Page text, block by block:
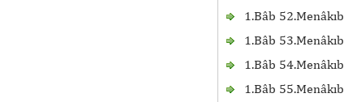
1.Bâb 52.Menâkıb
1.Bâb 53.Menâkıb
1.Bâb 54.Menâkıb
1.Bâb 55.Menâkıb